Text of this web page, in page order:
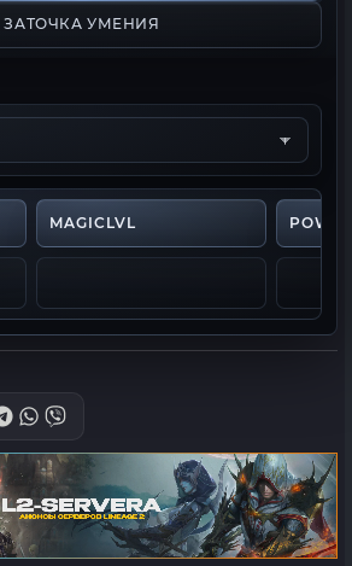
ЗАТОЧКА УМЕНИЯ
MAGICLVL